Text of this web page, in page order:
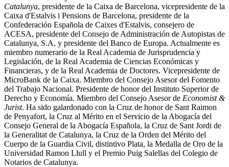
Catalunya, presidente de la Caixa de Barcelona, vicepresidente de la
Caixa d'Estalvis i Pensions de Barcelona, presidente de la
Confederación Española de Caixes d'Estalvis, consejero de
ACESA, presidente del Consejo de Administración de Autopistas de
Catalunya, S.A, y presidente del Banco de Europa. Actualmente es
miembro numerario de la Real Academia de Jurisprudencia y
Legislación, de la Real Academia de Ciencias Económicas y
Financieras, y de la Real Academia de Doctores. Vicepresidente de
MicroBank de la Caixa. Miembro del Consejo Asesor del Fomento
del Trabajo Nacional. Presidente de honor del Instituto Superior de
Derecho y Economía. Miembro del Consejo Asesor de Economist &
Jurist. Ha sido galardonado con la Cruz de honor de Sant Raimon
de Penyafort, la Cruz al Mérito en el Servicio de la Abogacía del
Consejo General de la Abogacía Española, la Cruz de Sant Jordi de
la Generalitat de Catalunya, la Cruz de la Orden del Mérito del
Cuerpo de la Guardia Civil, distintivo Plata, la Medalla de Oro de la
Universidad Ramon Llull y el Premio Puig Salellas del Colegio de
Notarios de Catalunya.